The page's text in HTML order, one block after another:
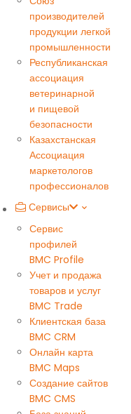
производителей
продукции легкой
промышленности
Республиканская
ассоциация
ветеринарной
и пищевой
безопасности
Казахстанская
Ассоциация
маркетологов
профессионалов
Сервисы
Сервис
профилей
BMC Profile
Учет и продажа
товаров и услуг
BMC Trade
Клиентская база
BMC CRM
Онлайн карта
BMC Maps
Создание сайтов
BMC CMS